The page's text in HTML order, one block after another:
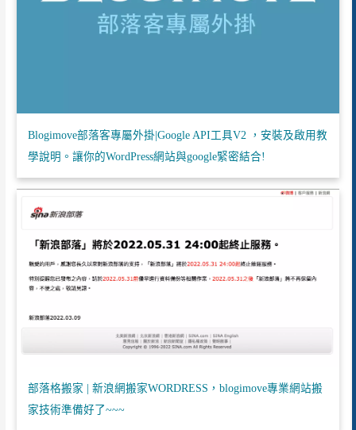
Blogimove部落客專屬外掛|Google API工具V2 ，安裝及啟用教
學說明。讓你的WordPress網站與google緊密結合!
部落格搬家 | 新浪網搬家WORDRESS，blogimove專業網站搬
家技術準備好了~~~